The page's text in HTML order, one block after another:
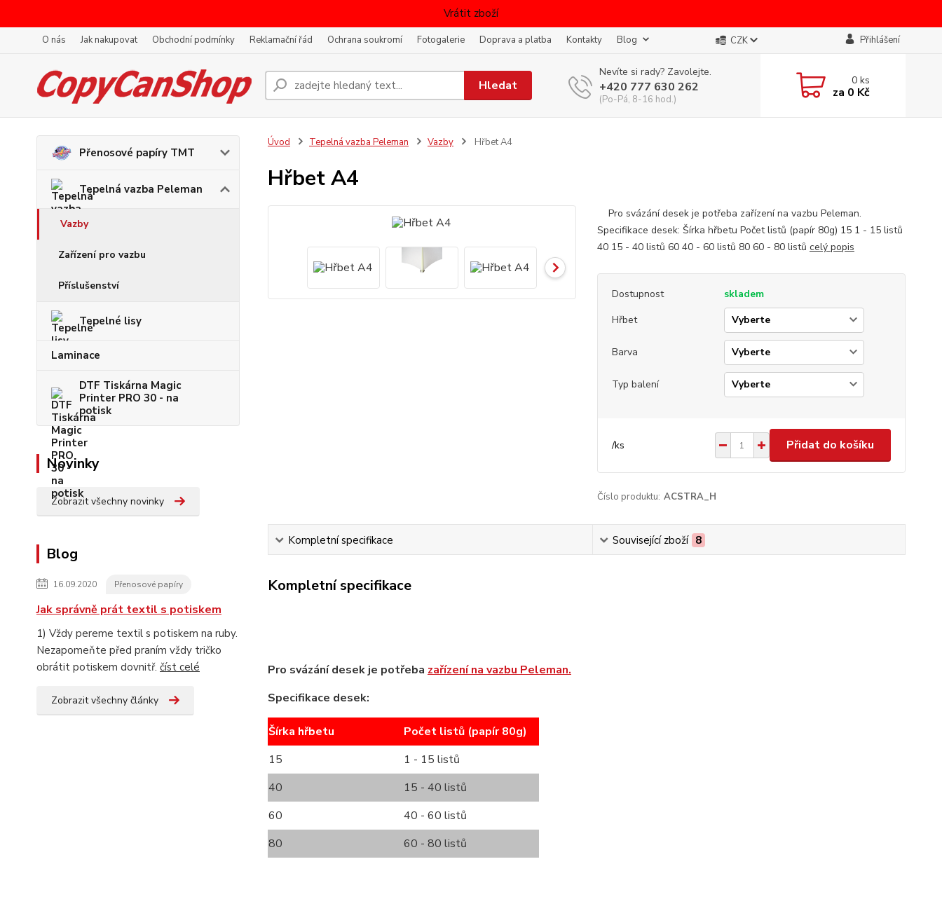
Vrátit zboží
O nás Jak nakupovat Obchodní podmínky Reklamační řád Ochrana soukromí Fotogalerie Doprava a platba Kontakty Blog CZK Přihlášení
Hledat
Nevíte si rady? Zavolejte.
+420 777 630 262
(Po-Pá, 8-16 hod.)
0ks
za 0 Kč
Přenosové papíry TMT
Tepelná vazba Peleman
Vazby
Zařízení pro vazbu
Příslušenství
Tepelné lisy
Laminace
DTF Tiskárna Magic
Printer PRO 30 - na
potisk
Novinky
Zobrazit všechny novinky
Blog
16.09.2020 Přenosové papíry
Jak správně prát textil s potiskem
1) Vždy pereme textil s potiskem na ruby.
Nezapomeňte před praním vždy tričko
obrátit potiskem dovnitř. číst celé
Zobrazit všechny články
Úvod Tepelná vazba Peleman Vazby Hřbet A4
Hřbet A4
Pro svázání desek je potřeba zařízení na vazbu Peleman.
Specifikace desek: Šírka hřbetu Počet listů (papír 80g) 15 1 - 15 listů
40 15 - 40 listů 60 40 - 60 listů 80 60 - 80 listů celý popis
Dostupnost
skladem
Hřbet
Barva
Typ balení
/ks Přidat do košíku
Číslo produktu: ACSTRA_H
Kompletní specifikace Související zboží 8
Kompletní specifikace
Pro svázání desek je potřeba zařízení na vazbu Peleman.
Specifikace desek:
Šírka hřbetu
Počet listů (papír 80g)
15
1 - 15 listů
40
15 - 40 listů
60
40 - 60 listů
80
60 - 80 listů